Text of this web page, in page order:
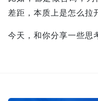
差距，本质上是怎么拉
今天，和你分享一些思